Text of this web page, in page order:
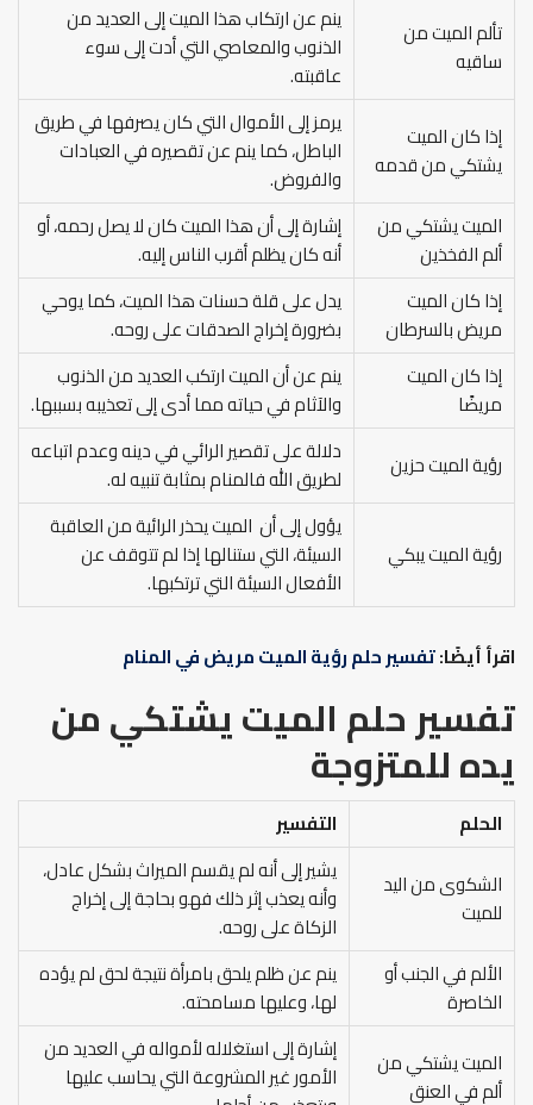
تألم الميت من
ساقيه
ينم عن ارتكاب هذا الميت إلى العديد من
الذنوب والمعاصي التي أدت إلى سوء
عاقبته.
إذا كان الميت
يشتكي من قدمه
يرمز إلى الأموال التي كان يصرفها في طريق
الباطل، كما ينم عن تقصيره في العبادات
والفروض.
الميت يشتكي من
ألم الفخذين
إشارة إلى أن هذا الميت كان لا يصل رحمه، أو
أنه كان يظلم أقرب الناس إليه.
إذا كان الميت
مريض بالسرطان
يدل على قلة حسنات هذا الميت، كما يوحي
بضرورة إخراج الصدقات على روحه.
إذا كان الميت
مريضًا
ينم عن أن الميت ارتكب العديد من الذنوب
والآثام في حياته مما أدى إلى تعذيبه بسببها.
رؤية الميت حزين
دلالة على تقصير الرائي في دينه وعدم اتباعه
لطريق الله فالمنام بمثابة تنبيه له.
رؤية الميت يبكي
يؤول إلى أن الميت يحذر الرائية من العاقبة
السيئة، التي ستنالها إذا لم تتوقف عن
الأفعال السيئة التي ترتكبها.
اقرأ أيضًا:تفسير حلم رؤية الميت مريض في المنام
تفسير حلم الميت يشتكي من
يدهللمتزوجة
الحلم
التفسير
الشكوى من اليد
للميت
يشير إلى أنه لم يقسم الميراث بشكل عادل،
وأنه يعذب إثر ذلك فهو بحاجة إلى إخراج
الزكاة على روحه.
الألم في الجنب أو
الخاصرة
ينم عن ظلم يلحق بامرأة نتيجة لحق لم يؤده
لها، وعليها مسامحته.
الميت يشتكي من
ألم في العنق
إشارة إلى استغلاله لأمواله في العديد من
الأمور غير المشروعة التي يحاسب عليها